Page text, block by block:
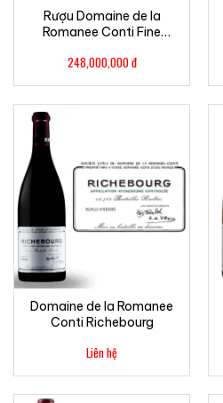
Rượu Domaine de la
Romanee Conti Fine
248,000,000đ
Domaine de la Romanee
Conti Richebourg
Liên hệ